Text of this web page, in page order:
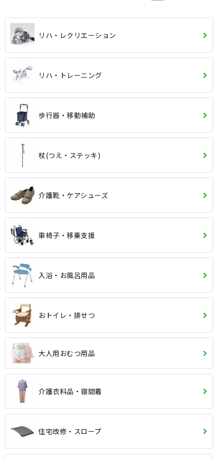
リハ・レクリエーション
リハ・トレーニング
歩行器・移動補助
杖(つえ・ステッキ)
介護靴・ケアシューズ
車椅子・移乗支援
入浴・お風呂用品
おトイレ・排せつ
大人用おむつ用品
介護衣料品・寝間着
住宅改修・スロープ